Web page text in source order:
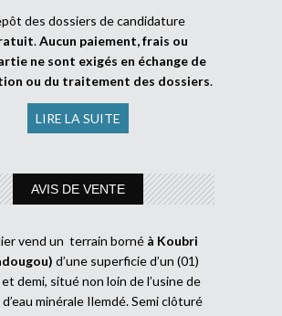
des dossiers de candidature
.Aucun paiement, frais ou
ne sont exigés en échange de
ou du traitement des dossiers.
LIRE LA SUITE
AVIS DE VENTE
vend un terrain borné à Koubri
d’une superficie d’un (01)
demi, situé non loin de l’usine de
minérale Ilemdé. Semi clôturé